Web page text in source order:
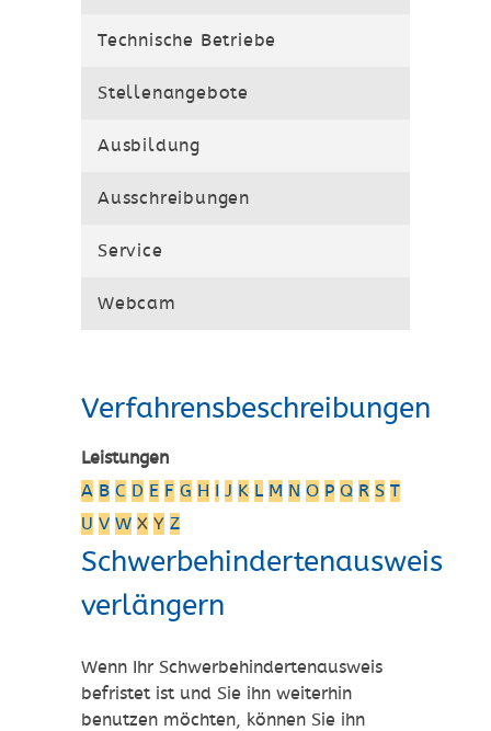
Technische Betriebe
Stellenangebote
Ausbildung
Ausschreibungen
Service
Webcam
Verfahrensbeschreibungen
Leistungen
A B C D E F G H I J K L M N O P Q R S T
U V W X Y Z
Schwerbehindertenausweis
verlängern
Wenn Ihr Schwerbehindertenausweis
befristet ist und Sie ihn weiterhin
benutzen möchten, können Sie ihn